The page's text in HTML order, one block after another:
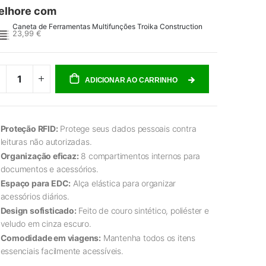
com
Caneta de Ferramentas Multifunções Troika Construction
23,99 €
ADICIONAR AO CARRINHO
Proteção RFID: Protege seus dados pessoais contra
leituras não autorizadas.
Organização eficaz: 8 compartimentos internos para
documentos e acessórios.
Espaço para EDC: Alça elástica para organizar
acessórios diários.
Design sofisticado: Feito de couro sintético, poliéster e
veludo em cinza escuro.
Comodidade em viagens: Mantenha todos os itens
essenciais facilmente acessíveis.